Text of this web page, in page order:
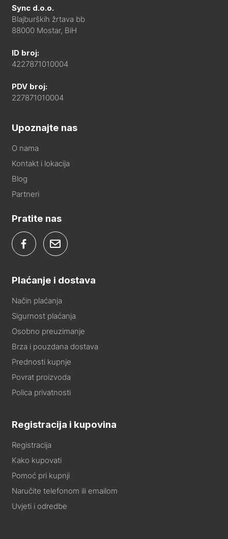
Sync d.o.o.
Blajburških žrtava bb
88000 Mostar, BiH
ID broj:
4227871010004
PDV broj:
227871010004
Upoznajte nas
O nama
Kontakt i lokacija
Blog
Partneri
Pratite nas
Plaćanje i dostava
Način plaćanja
Sigurnost plaćanja
Osobno preuzimanje
Brza i pouzdana dostava
Prednosti kupnje
Povrat proizvoda
Polica privatnosti
Registracija i kupovina
Registracija
Kako kupovati
Pomoć pri kupnji
Naručite telefonom ili emailom
Uvjeti i odredbe